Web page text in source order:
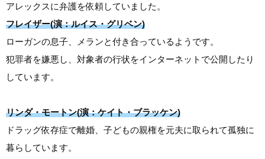
アレックスに弁護を依頼していました。
フレイザー(演：ルイス・グリベン)
ローガンの息子、メランと付き合っているようです。
犯罪者を嫌悪し、対象者の行状をインターネットで公開したり
しています。
リンダ・モートン(演：ケイト・ブラッケン)
ドラッグ依存症で離婚、子どもの親権を元夫に取られて孤独に
暮らしています。